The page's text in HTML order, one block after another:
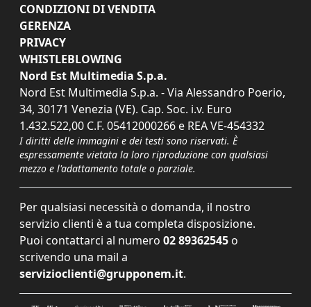
CONDIZIONI DI VENDITA
GERENZA
PRIVACY
WHISTLEBLOWING
Nord Est Multimedia S.p.a.
Nord Est Multimedia S.p.a. - Via Alessandro Poerio,
34, 30171 Venezia (VE). Cap. Soc. i.v. Euro
1.432.522,00 C.F. 05412000266 e REA VE-454332
I diritti delle immagini e dei testi sono riservati. È
espressamente vietata la loro riproduzione con qualsiasi
mezzo e l'adattamento totale o parziale.
Per qualsiasi necessità o domanda, il nostro
servizio clienti è a tua completa disposizione.
Puoi contattarci al numero 02 89362545 o
scrivendo una mail a
servizioclienti@grupponem.it.